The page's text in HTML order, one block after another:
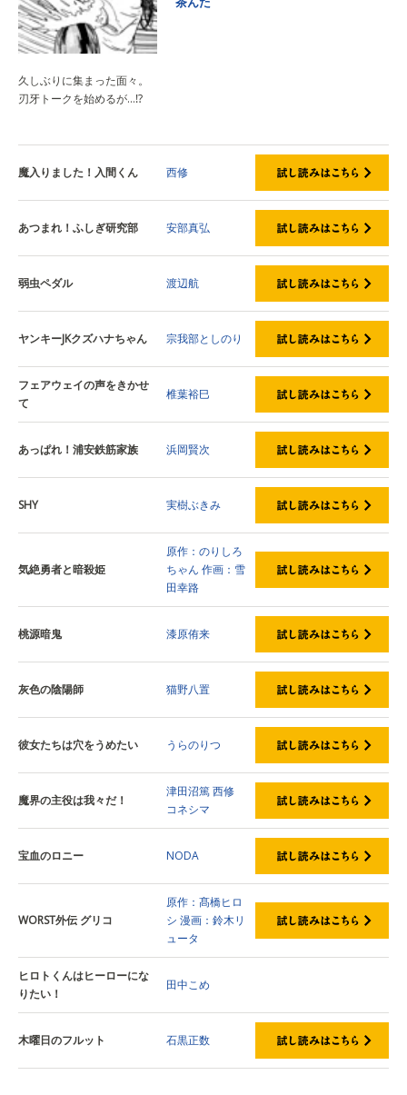
久しぶりに集まった面々。
刃牙トークを始めるが…⁉
魔入りました！入間くん 西修
あつまれ！ふしぎ研究部 安部真弘
弱虫ペダル 渡辺航
ヤンキーJKクズハナちゃん 宗我部としのり
フェアウェイの声をきかせ
て
椎葉裕巳
あっぱれ！浦安鉄筋家族 浜岡賢次
SHY 実樹ぶきみ
気絶勇者と暗殺姫
原作：のりしろ
ちゃん 作画：雪
田幸路
桃源暗鬼 漆原侑来
灰色の陰陽師 猫野八置
彼女たちは穴をうめたい うらのりつ
魔界の主役は我々だ！
津田沼篤西修
コネシマ
宝血のロニー NODA
WORST外伝 グリコ
原作：髙橋ヒロ
シ 漫画：鈴木リ
ュータ
ヒロトくんはヒーローにな
りたい！
田中こめ
木曜日のフルット 石黒正数